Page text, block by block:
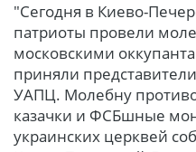
"Сегодня в Киево-
патриоты провели
московскими
приняли
УАПЦ. Молебну
казачки и ФСБшные
украинских церквей